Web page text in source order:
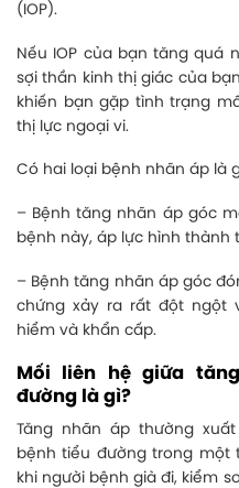
(IOP).
Nếu IOP của bạn tăng quá
sợi thần kinh thị giác của
khiến bạn gặp tình trạng
thị lực ngoại vi.
Có hai loại bệnh nhãn áp là
– Bệnh tăng nhãn áp góc
bệnh này, áp lực hình thành
– Bệnh tăng nhãn áp góc
chứng xảy ra rất đột ngột
hiểm và khẩn cấp.
Mối liên hệ giữa
đường là gì?
Tăng nhãn áp thường
bệnh tiểu đường trong một
khi người bệnh già đi, kiểm